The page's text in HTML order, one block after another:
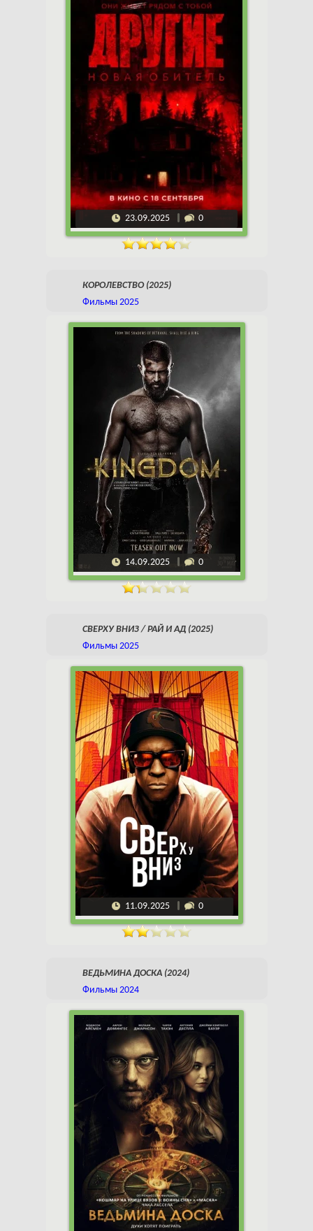
23.09.2025 0
КОРОЛЕВСТВО (2025)
Фильмы 2025
14.09.2025 0
СВЕРХУ ВНИЗ / РАЙ И АД (2025)
Фильмы 2025
11.09.2025 0
ВЕДЬМИНА ДОСКА (2024)
Фильмы 2024